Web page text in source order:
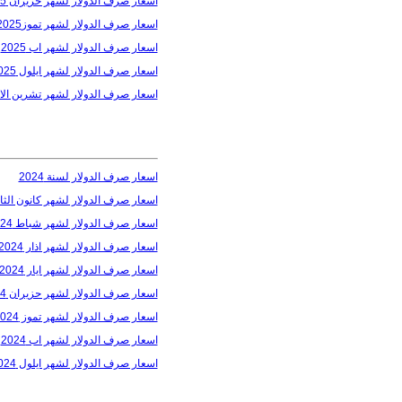
اسعار صرف الدولار لشهر تموز2025
اسعار صرف الدولار لشهر اب 2025
اسعار صرف الدولار لشهر ايلول 2025
اسعار صرف الدولار لشهر تشرين الاول
اسعار صرف الدولار لسنة 2024
اسعار صرف الدولار لشهر كانون الثاني
اسعار صرف الدولار لشهر شباط 2024
اسعار صرف الدولار لشهر اذار 2024
اسعار صرف الدولار لشهر ايار 2024
اسعار صرف الدولار لشهر حزيران 2024
اسعار صرف الدولار لشهر تموز 2024
اسعار صرف الدولار لشهر اب 2024
اسعار صرف الدولار لشهر ايلول 2024